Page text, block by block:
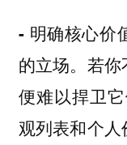
- 明确核心价
的立场。若
便难以捍卫
观列表和个人